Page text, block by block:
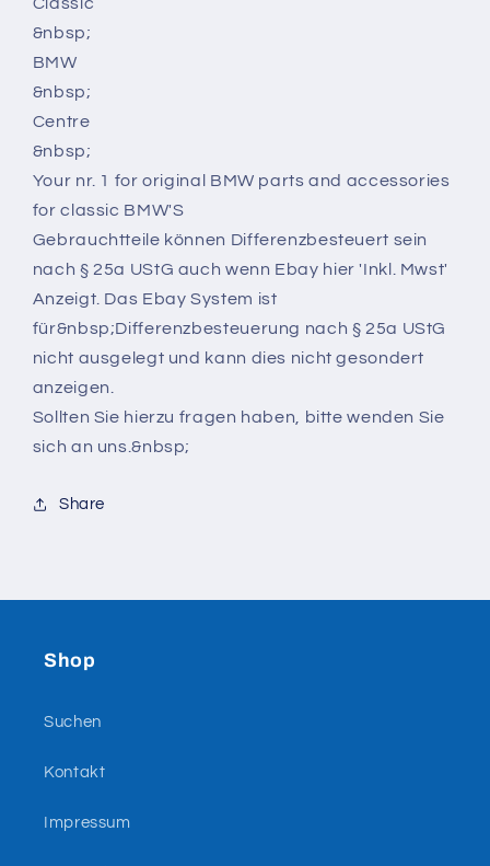
&nbsp;
BMW
&nbsp;
Centre
&nbsp;
Your nr. 1 for original BMW parts and accessories
for classic BMW'S
Gebrauchtteile können Differenzbesteuert sein
nach § 25a UStG auch wenn Ebay hier 'Inkl. Mwst'
Anzeigt. Das Ebay System ist
für&nbsp;Differenzbesteuerung nach § 25a UStG
nicht ausgelegt und kann dies nicht gesondert
anzeigen.
Sollten Sie hierzu fragen haben, bitte wenden Sie
sich an uns.&nbsp;
Share
Shop
Suchen
Kontakt
Impressum